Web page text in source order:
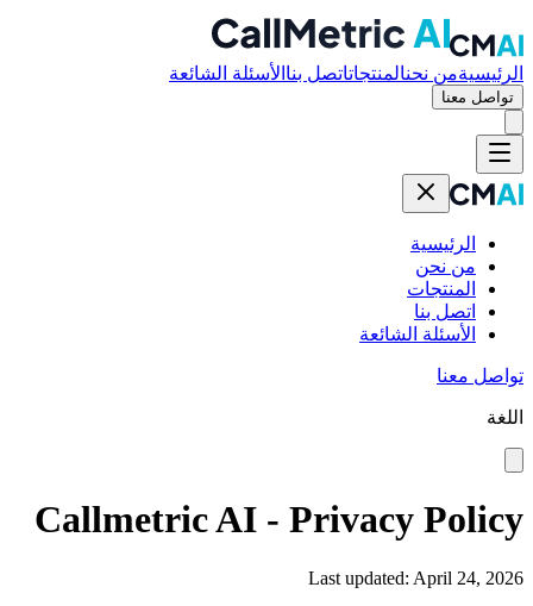
الرئيسيةمن نحنالمنتجاتاتصل بنا الأسئلة الشائعة
تواصل معنا
الرئيسية
من نحن
المنتجات
اتصل بنا
الأسئلة الشائعة
تواصل معنا
اللغة
Callmetric AI - Privacy Policy
Last updated: April 24, 2026